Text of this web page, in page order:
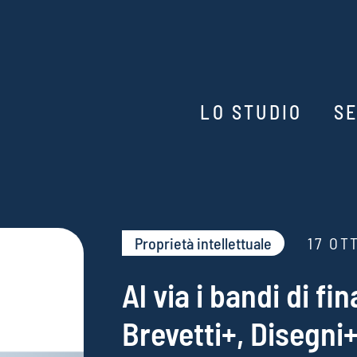
LO STUDIO
Proprietà intellettuale 17
Al via i bandi di
Brevetti+,